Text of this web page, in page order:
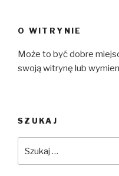
O WITRYNIE
Może to być dobre
swoją witrynę lub
SZUKAJ